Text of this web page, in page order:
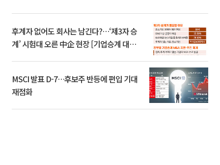
후계자 없어도 회사는 남긴다?…‘제3자 승
계’ 시험대 오른 中企 현장 [기업승계 대전
MSCI 발표 D-7…후보주 반등에 편입 기대
재점화